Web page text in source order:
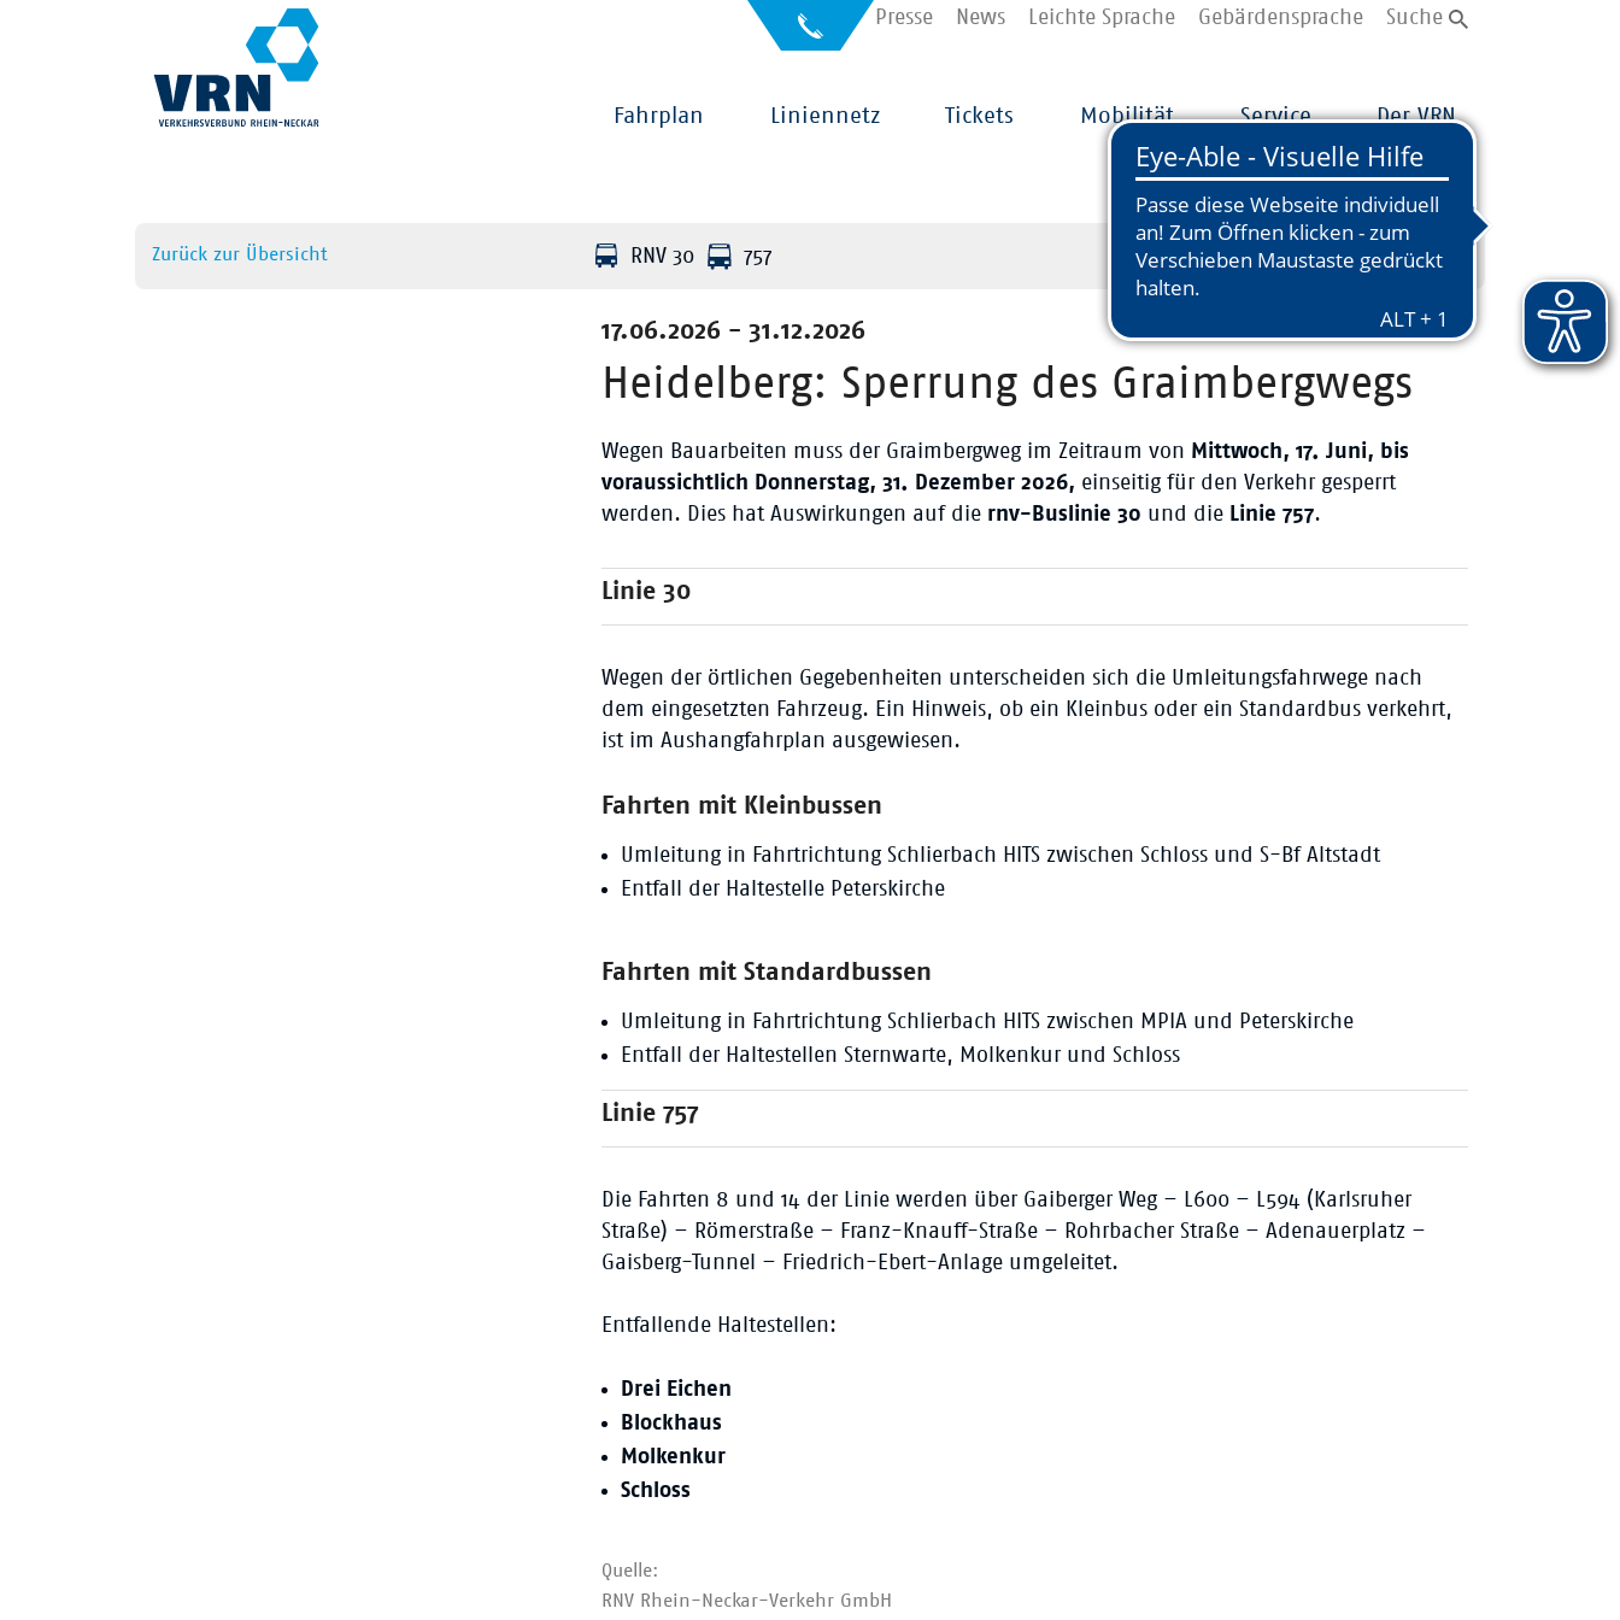
Auskunft
für
Kontakt Presse News Leichte Sprache Gebärdensprache Suche
Hauptnavigation
Fahrplan Liniennetz Tickets Mobilität Service Der VRN
Zurück zur Übersicht RNV 30 757
17.06.2026 - 31.12.2026
Heidelberg: Sperrung des Graimbergwegs
Wegen Bauarbeiten muss der Graimbergweg im Zeitraum von Mittwoch, 17. Juni, bis
voraussichtlich Donnerstag, 31. Dezember 2026, einseitig für den Verkehr gesperrt
werden. Dies hat Auswirkungen auf die rnv-Buslinie 30 und die Linie 757.
Linie 30
Wegen der örtlichen Gegebenheiten unterscheiden sich die Umleitungsfahrwege nach
dem eingesetzten Fahrzeug. Ein Hinweis, ob ein Kleinbus oder ein Standardbus verkehrt,
ist im Aushangfahrplan ausgewiesen.
Fahrten mit Kleinbussen
Umleitung in Fahrtrichtung Schlierbach HITS zwischen Schloss und S-Bf Altstadt
Entfall der Haltestelle Peterskirche
Fahrten mit Standardbussen
Umleitung in Fahrtrichtung Schlierbach HITS zwischen MPIA und Peterskirche
Entfall der Haltestellen Sternwarte, Molkenkur und Schloss
Linie 757
Die Fahrten 8 und 14 der Linie werden über Gaiberger Weg – L600 – L594 (Karlsruher
Straße) – Römerstraße – Franz-Knauff-Straße – Rohrbacher Straße – Adenauerplatz –
Gaisberg-Tunnel – Friedrich-Ebert-Anlage umgeleitet.
Entfallende Haltestellen:
Drei Eichen
Blockhaus
Molkenkur
Schloss
Quelle:
RNV Rhein-Neckar-Verkehr GmbH